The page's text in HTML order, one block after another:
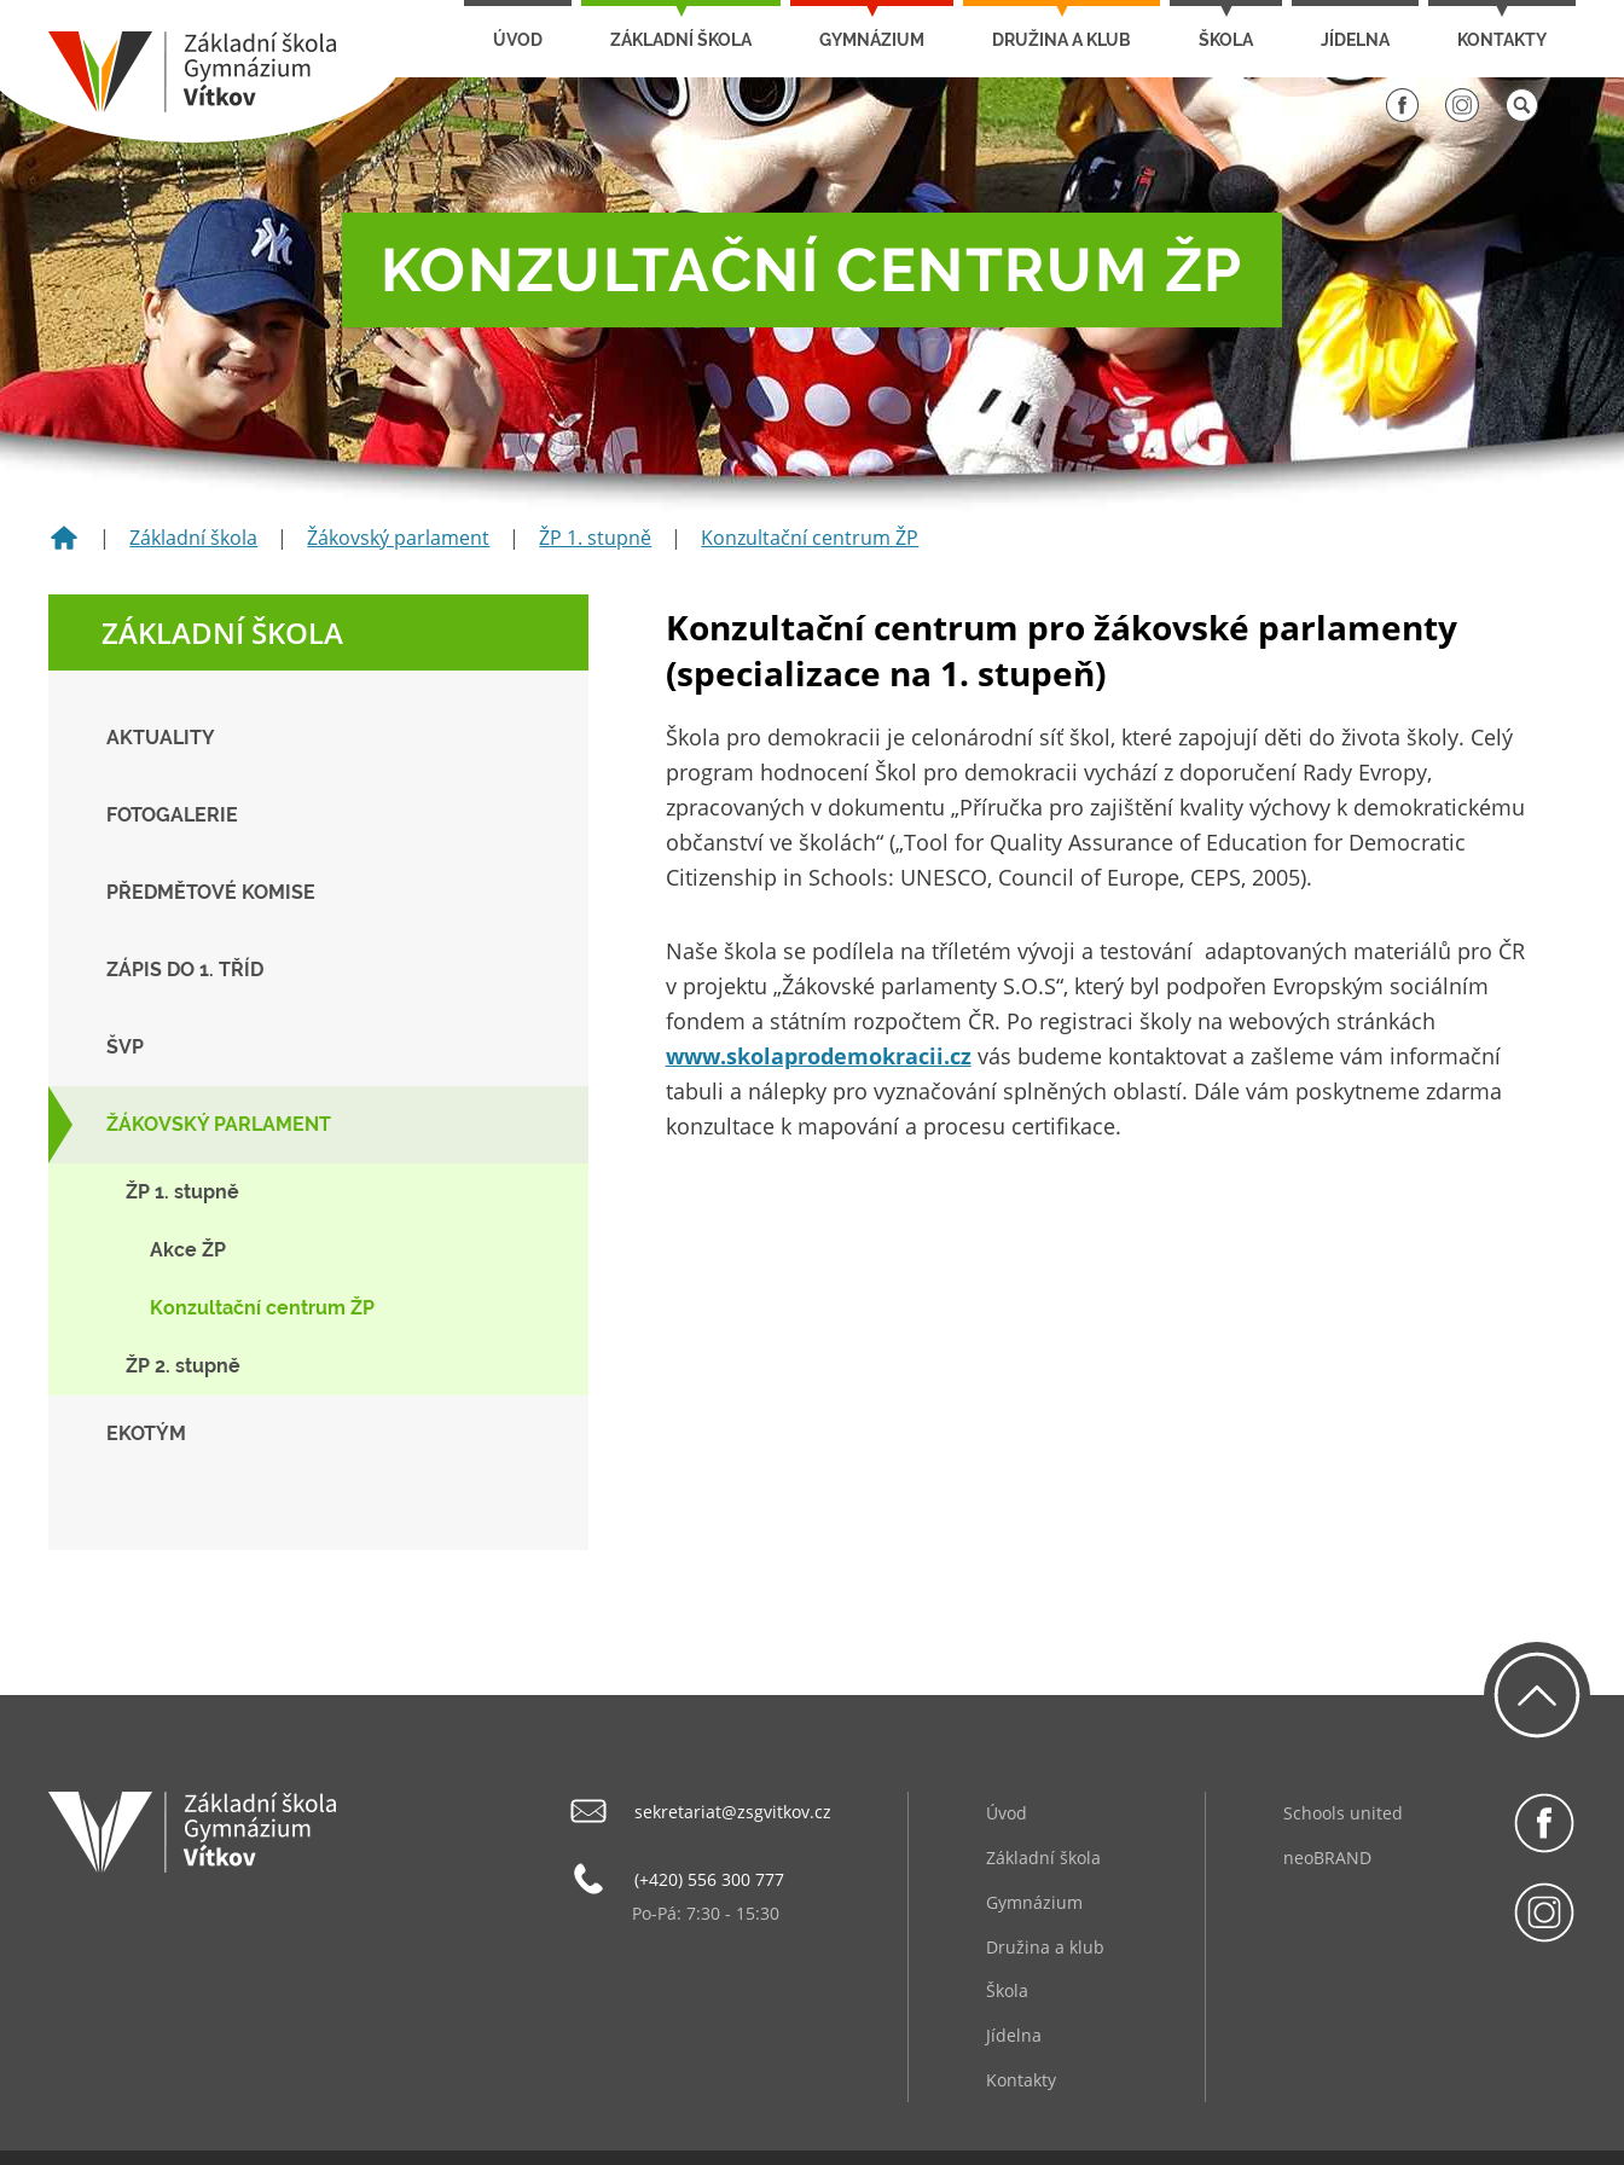
ÚVOD ZÁKLADNÍ ŠKOLA GYMNÁZIUM DRUŽINA A KLUB ŠKOLA JÍDELNA KONTAKTY
KONZULTAČNÍ CENTRUM ŽP
| Základní škola | Žákovský parlament | ŽP 1. stupně | Konzultační centrum ŽP
Konzultační centrum pro žákovské parlamenty
(specializace na 1. stupeň)
Škola pro demokracii je celonárodní síť škol, které zapojují děti do života školy. Celý
program hodnocení Škol pro demokracii vychází z doporučení Rady Evropy,
zpracovaných v dokumentu „Příručka pro zajištění kvality výchovy k demokratickému
občanství ve školách“ („Tool for Quality Assurance of Education for Democratic
Citizenship in Schools: UNESCO, Council of Europe, CEPS, 2005).
Naše škola se podílela na tříletém vývoji a testování adaptovaných materiálů pro ČR
v projektu „Žákovské parlamenty S.O.S“, který byl podpořen Evropským sociálním
fondem a státním rozpočtem ČR. Po registraci školy na webových stránkách
www.skolaprodemokracii.czvás budeme kontaktovat a zašleme vám informační
tabuli a nálepky pro vyznačování splněných oblastí. Dále vám poskytneme zdarma
konzultace k mapování a procesu certifikace.
ZÁKLADNÍ ŠKOLA
AKTUALITY
FOTOGALERIE
PŘEDMĚTOVÉ KOMISE
ZÁPIS DO 1. TŘÍD
ŠVP
ŽÁKOVSKÝ PARLAMENT
ŽP 1. stupně
Akce ŽP
Konzultační centrum ŽP
ŽP 2. stupně
EKOTÝM
sekretariat@zsgvitkov.cz
(+420) 556 300 777
Po-Pá: 7:30 - 15:30
Úvod
Základní škola
Gymnázium
Družina a klub
Škola
Jídelna
Kontakty
Schools united
neoBRAND